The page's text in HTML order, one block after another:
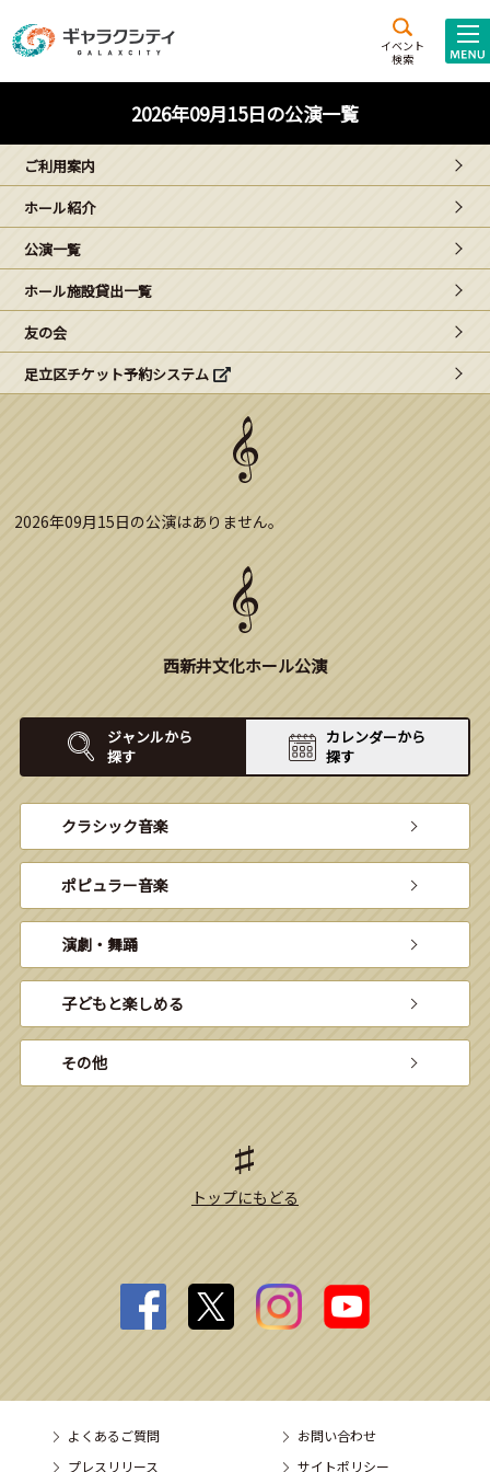
イベント
検索
施設案内
西新井
文化ホール
ギャラクシティとは
こどもみーてぃんぐ
Gがくえん
ブランドからのお知らせ
2026年09月15日の公演一覧
ご利用案内
ホール紹介
公演一覧
ホール施設貸出一覧
友の会
足立区チケット予約システム
2026年09月15日の公演はありません。
西新井文化ホール公演
ジャンルから
探す
カレンダーから
探す
クラシック音楽
ポピュラー音楽
演劇・舞踊
子どもと楽しめる
その他
トップにもどる
よくあるご質問
お問い合わせ
プレスリリース
サイトポリシー